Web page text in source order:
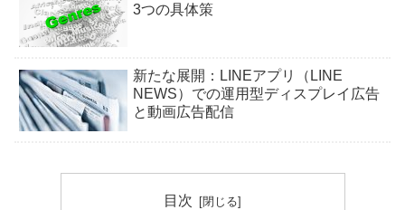
3つの具体策
新たな展開：LINEアプリ（LINE
NEWS）での運用型ディスプレイ広告
と動画広告配信
目次